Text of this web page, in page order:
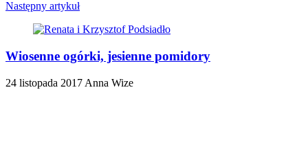
Następny artykuł
Wiosenne ogórki, jesienne pomidory
24 listopada 2017 Anna Wize